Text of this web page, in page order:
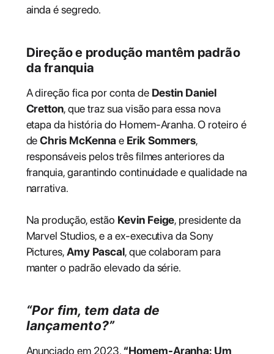
ainda é segredo.
Direção e produção mantêm padrão
da franquia
A direção fica por conta de Destin Daniel
Cretton, que traz sua visão para essa nova
etapa da história do Homem-Aranha. O roteiro é
deChris McKenna e Erik Sommers,
responsáveis pelos três filmes anteriores da
franquia, garantindo continuidade e qualidade na
narrativa.
Na produção, estão Kevin Feige, presidente da
Marvel Studios, e a ex-executiva da Sony
Pictures,Amy Pascal, que colaboram para
manter o padrão elevado da série.
“Por fim, tem data de
lançamento?”
Anunciado em 2023,“Homem-Aranha: Um